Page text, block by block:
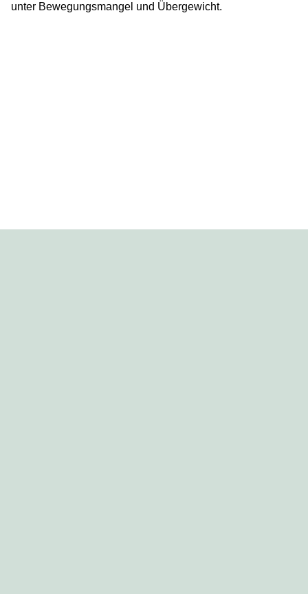
unter Bewegungsmangel und Übergewicht.